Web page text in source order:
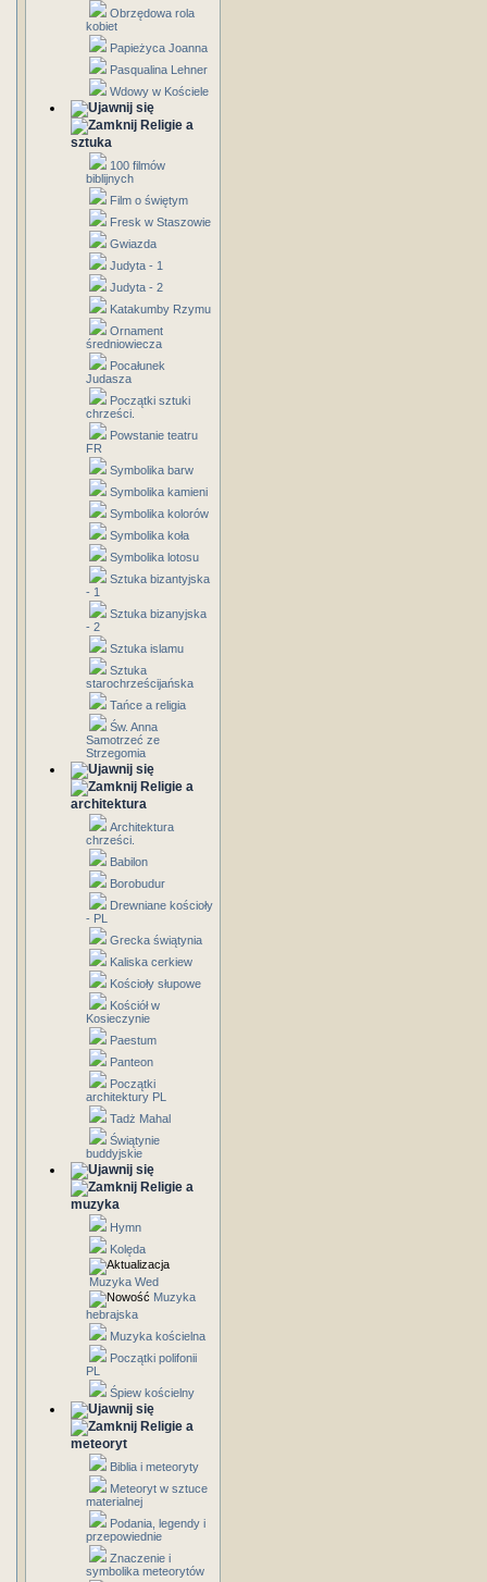
Obrzędowa rola
kobiet
Papieżyca Joanna
Pasqualina Lehner
Wdowy w Kościele
Religie a
sztuka
100 filmów
biblijnych
Film o świętym
Fresk w Staszowie
Gwiazda
Judyta - 1
Judyta - 2
Katakumby Rzymu
Ornament
średniowiecza
Pocałunek
Judasza
Początki sztuki
chrześci.
Powstanie teatru
FR
Symbolika barw
Symbolika kamieni
Symbolika kolorów
Symbolika koła
Symbolika lotosu
Sztuka bizantyjska
- 1
Sztuka bizanyjska
- 2
Sztuka islamu
Sztuka
starochrześcijańska
Tańce a religia
Św. Anna
Samotrzeć ze
Strzegomia
Religie a
architektura
Architektura
chrześci.
Babilon
Borobudur
Drewniane kościoły
- PL
Grecka świątynia
Kaliska cerkiew
Kościoły słupowe
Kościół w
Kosieczynie
Paestum
Panteon
Początki
architektury PL
Tadż Mahal
Świątynie
buddyjskie
Religie a
muzyka
Hymn
Kolęda
Muzyka Wed
Muzyka
hebrajska
Muzyka kościelna
Początki polifonii
PL
Śpiew kościelny
Religie a
meteoryt
Biblia i meteoryty
Meteoryt w sztuce
materialnej
Podania, legendy i
przepowiednie
Znaczenie i
symbolika meteorytów